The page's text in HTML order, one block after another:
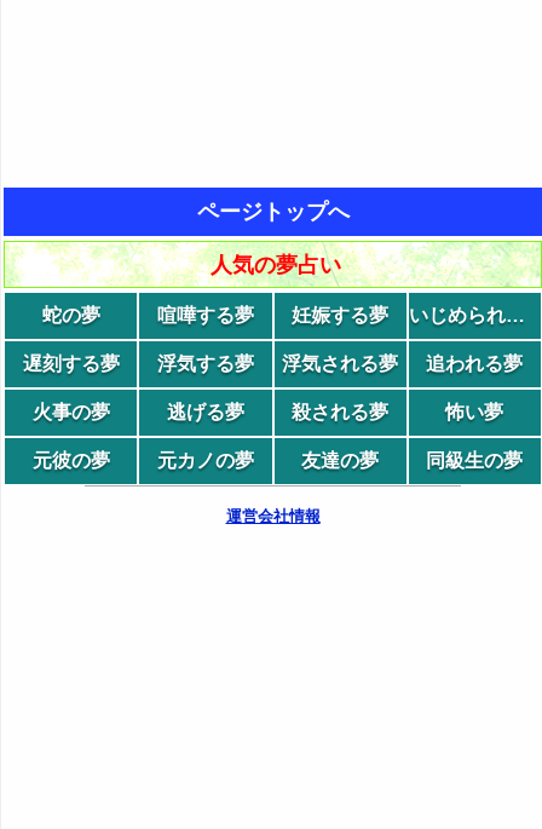
ページトップへ
人気の夢占い
蛇の夢 喧嘩する夢 妊娠する夢 いじめられる夢
遅刻する夢 浮気する夢 浮気される夢 追われる夢
火事の夢 逃げる夢 殺される夢 怖い夢
元彼の夢 元カノの夢 友達の夢 同級生の夢
運営会社情報